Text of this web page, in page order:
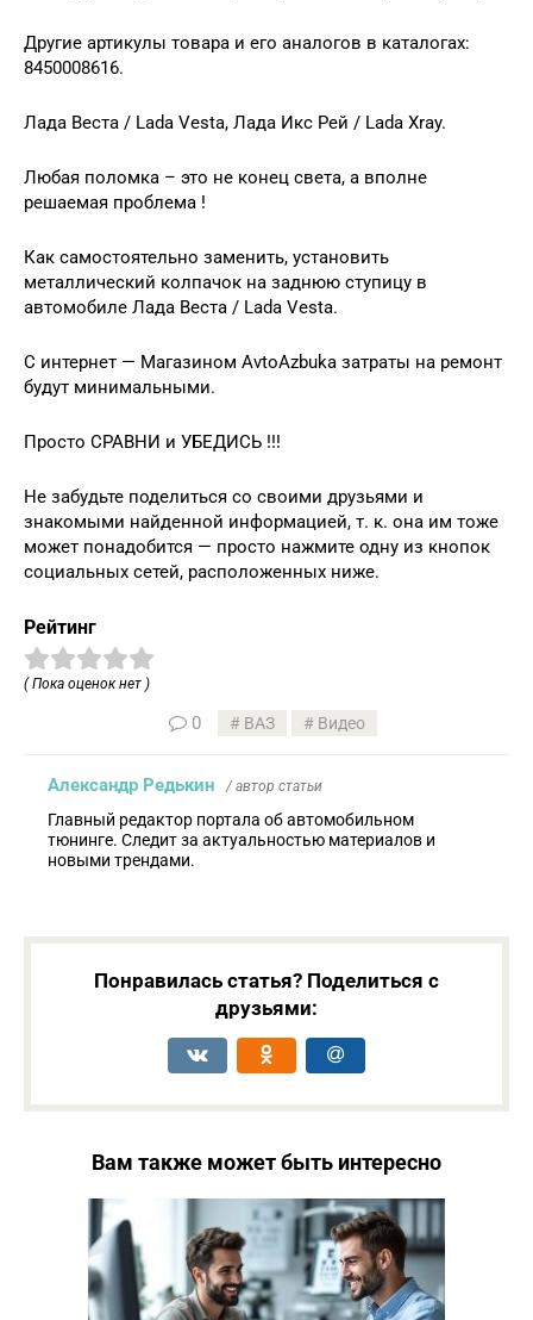
Другие артикулы товара и его аналогов в каталогах:
8450008616.
Лада Веста / Lada Vesta, Лада Икс Рей / Lada Xray.
Любая поломка – это не конец света, а вполне
решаемая проблема !
Как самостоятельно заменить, установить
металлический колпачок на заднюю ступицу в
автомобиле Лада Веста / Lada Vesta.
С интернет — Магазином AvtoAzbuka затраты на ремонт
будут минимальными.
Просто СРАВНИ и УБЕДИСЬ !!!
Не забудьте поделиться со своими друзьями и
знакомыми найденной информацией, т. к. она им тоже
может понадобится — просто нажмите одну из кнопок
социальных сетей, расположенных ниже.
Рейтинг
( Пока оценок нет )
0 ВАЗ Видео
Александр Редькин / автор статьи
Главный редактор портала об автомобильном
тюнинге. Следит за актуальностью материалов и
новыми трендами.
Понравилась статья? Поделиться с
друзьями:
Вам также может быть интересно